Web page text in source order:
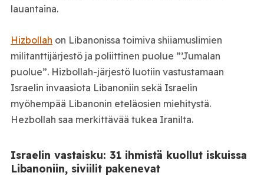
lauantaina.
Hizbollah on Libanonissa toimiva shiiamuslimien
militanttijärjestö ja poliittinen puolue ”’Jumalan
puolue”. Hizbollah-järjestö luotiin vastustamaan
Israelin invaasiota Libanoniin sekä Israelin
myöhempää Libanonin eteläosien miehitystä.
Hezbollah saa merkittävää tukea Iranilta.
Israelin vastaisku: 31 ihmistä kuollut iskuissa
Libanoniin, siviilit pakenevat